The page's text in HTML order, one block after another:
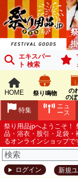
エキスパー
ト 検索
HOME 祭り鳴物
の
のぼ
ニュ
ース
特集
祭り用品jpへようこそ！
品・浴衣・股引・足袋
るオンラインショップで
ログイン 新規